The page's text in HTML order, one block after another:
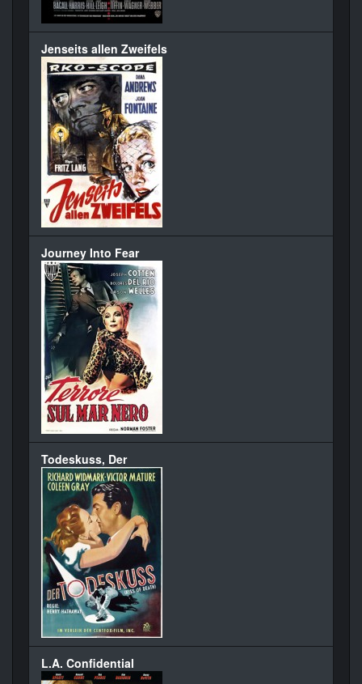
Jenseits allen Zweifels
Journey Into Fear
Todeskuss, Der
L.A. Confidential